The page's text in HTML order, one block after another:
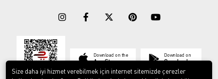
Download on the
App Store
Download on
Google play
Size daha iyi hizmet verebilmek için internet sitemizde çerezler